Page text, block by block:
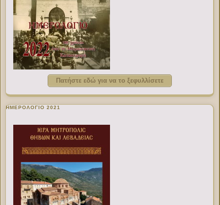
Πατήστε εδώ για να το ξεφυλλίσετε
ΗΜΕΡΟΛΟΓΙΟ 2021